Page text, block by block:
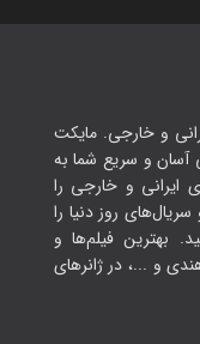
و خارجی. مایکت
آسان و سریع شما به
ایرانی و خارجی را
روز دنیا را
بهترین فیلم‌ها و
و ...، در ژانرهای